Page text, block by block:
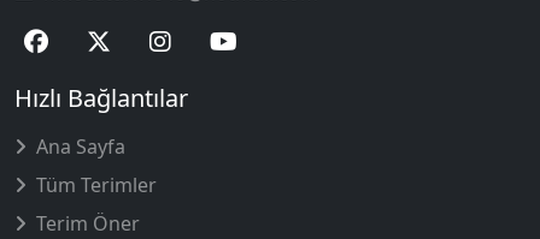
Hızlı Bağlantılar
Ana Sayfa
Tüm Terimler
Terim Öner